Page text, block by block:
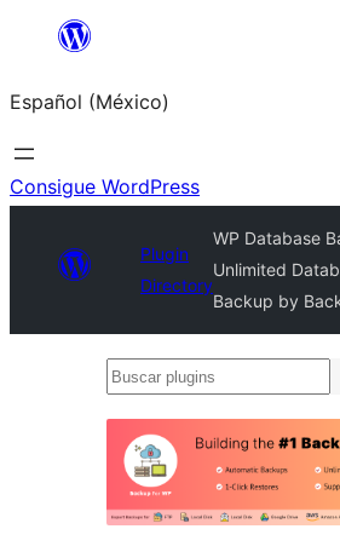
Saltar
contenido
Español (México)
Consigue WordPress
Plugin
Directory
WP Database
Unlimited
Backup by
Buscar